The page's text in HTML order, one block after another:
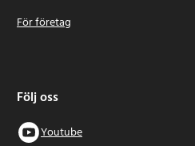
För företag
Följ oss
Youtube